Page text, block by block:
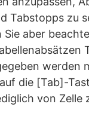
Tabstopps zu
aber
werden
die [Tab]-
von Zelle